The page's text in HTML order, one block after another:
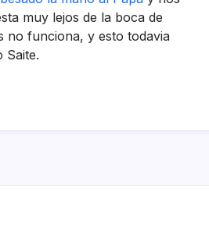
muy lejos de la boca de
no funciona, y esto todavia
Saite.